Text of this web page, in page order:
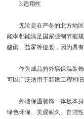
3.适用性
无论是在严冬的北方地区
能率都能满足国家强制节能
酸雨、盐雾等侵袭，因为具
作为成品的外墙保温装饰
可以广泛适用于新建工程和旧
外墙保温装饰一体板本身
绿色环保、美观耐久、自洁